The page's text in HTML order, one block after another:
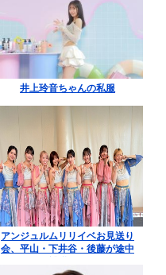
井上玲音ちゃんの私服
アンジュルムリリイベお見送り
会、平山・下井谷・後藤が途中